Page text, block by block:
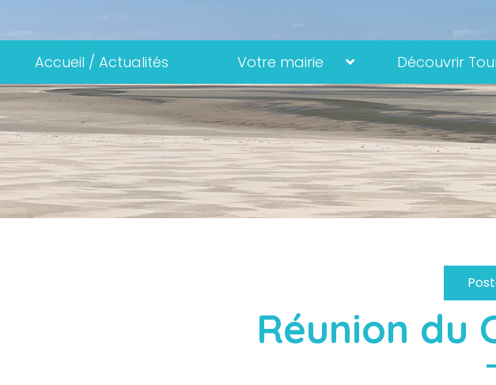
Accueil / Actualités Votre mairie Découvrir
Réunion du